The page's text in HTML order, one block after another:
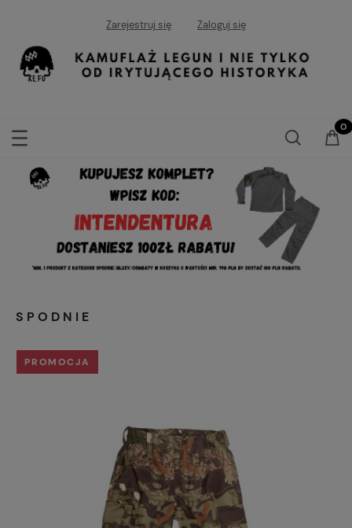
Zarejestruj się Zaloguj się
SPODNIE
PROMOCJA